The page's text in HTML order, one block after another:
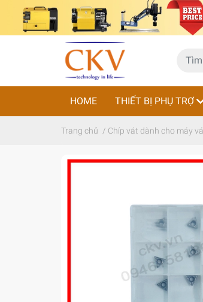
HOME THIẾT BỊ PHỤ TRỢ
Trang chủ / Chíp vát dành cho máy